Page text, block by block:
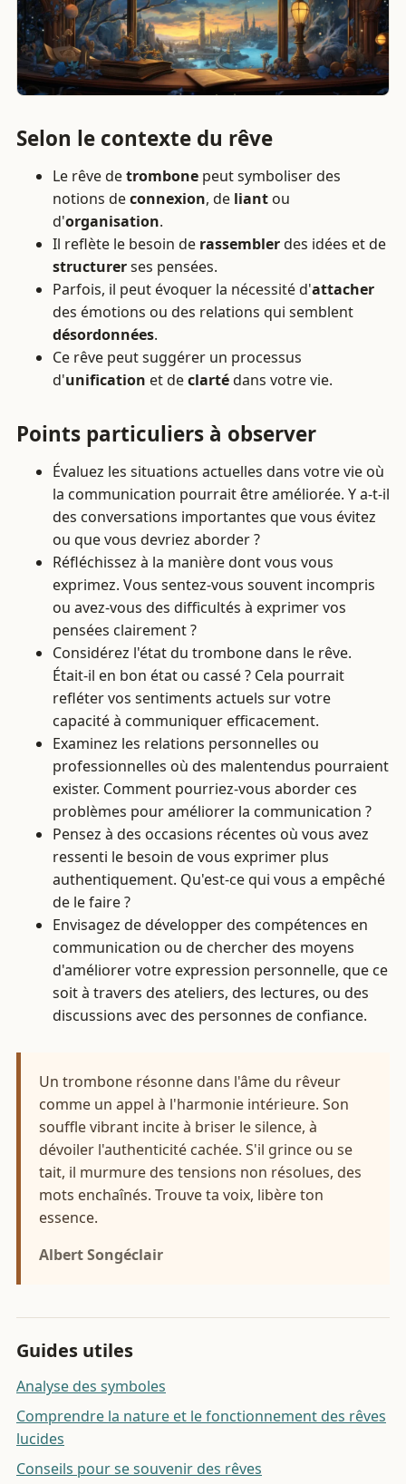
Selon le contexte du rêve
Le rêve detrombone peut symboliser des
notions deconnexion, de liant ou
d'organisation.
Il reflète le besoin de rassemblerdes idées et de
structurerses pensées.
Parfois, il peut évoquer la nécessité d'attacher
des émotions ou des relations qui semblent
désordonnées.
Ce rêve peut suggérer un processus
d'unification et declartédans votre vie.
Points particuliers à observer
Évaluez les situations actuelles dans votre vie où
la communication pourrait être améliorée. Y a-t-il
des conversations importantes que vous évitez
ou que vous devriez aborder ?
Réfléchissez à la manière dont vous vous
exprimez. Vous sentez-vous souvent incompris
ou avez-vous des difficultés à exprimer vos
pensées clairement ?
Considérez l'état du trombone dans le rêve.
Était-il en bon état ou cassé ? Cela pourrait
refléter vos sentiments actuels sur votre
capacité à communiquer efficacement.
Examinez les relations personnelles ou
professionnelles où des malentendus pourraient
exister. Comment pourriez-vous aborder ces
problèmes pour améliorer la communication ?
Pensez à des occasions récentes où vous avez
ressenti le besoin de vous exprimer plus
authentiquement. Qu'est-ce qui vous a empêché
de le faire ?
Envisagez de développer des compétences en
communication ou de chercher des moyens
d'améliorer votre expression personnelle, que ce
soit à travers des ateliers, des lectures, ou des
discussions avec des personnes de confiance.
Un trombone résonne dans l'âme du rêveur
comme un appel à l'harmonie intérieure. Son
souffle vibrant incite à briser le silence, à
dévoiler l'authenticité cachée. S'il grince ou se
tait, il murmure des tensions non résolues, des
mots enchaînés. Trouve ta voix, libère ton
essence.
Albert Songéclair
Guides utiles
Analyse des symboles
Comprendre la nature et le fonctionnement des rêves
lucides
Conseils pour se souvenir des rêves